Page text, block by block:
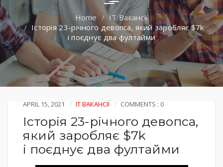
IT Вакансії
Історія 23-річного девопса, який заробляє $7k
і поєднує два фултайми
APRIL 15, 2021 IT ВАКАНСІЇ COMMENTS : 0
Історія 23-річного девопса,
який заробляє $7k
і поєднує два фултайми